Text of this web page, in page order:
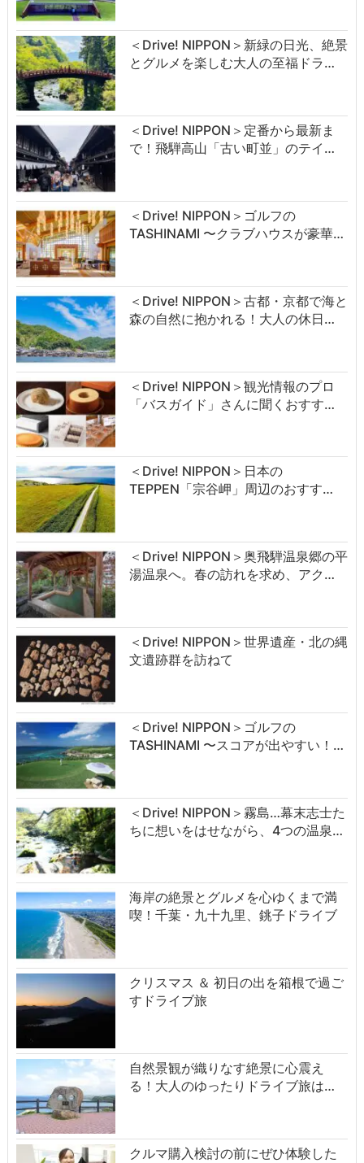
＜Drive! NIPPON＞新緑の日光、絶景
とグルメを楽しむ大人の至福ドラ…
＜Drive! NIPPON＞定番から最新ま
で！飛騨高山「古い町並」のテイ…
＜Drive! NIPPON＞ゴルフの
TASHINAMI 〜クラブハウスが豪華…
＜Drive! NIPPON＞古都・京都で海と
森の自然に抱かれる！大人の休日…
＜Drive! NIPPON＞観光情報のプロ
「バスガイド」さんに聞くおすす…
＜Drive! NIPPON＞日本の
TEPPEN「宗谷岬」周辺のおすす…
＜Drive! NIPPON＞奥飛騨温泉郷の平
湯温泉へ。春の訪れを求め、アク…
＜Drive! NIPPON＞世界遺産・北の縄
文遺跡群を訪ねて
＜Drive! NIPPON＞ゴルフの
TASHINAMI 〜スコアが出やすい！…
＜Drive! NIPPON＞霧島…幕末志士た
ちに想いをはせながら、4つの温泉…
海岸の絶景とグルメを心ゆくまで満
喫！千葉・九十九里、銚子ドライブ
クリスマス ＆ 初日の出を箱根で過ご
すドライブ旅
自然景観が織りなす絶景に心震え
る！大人のゆったりドライブ旅は…
クルマ購入検討の前にぜひ体験した